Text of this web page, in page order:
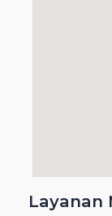
Layanan